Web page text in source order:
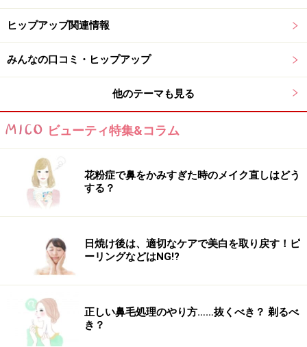
ヒップアップ関連情報
みんなの口コミ・ヒップアップ
他のテーマも見る
ビューティ特集&コラム
花粉症で鼻をかみすぎた時のメイク直しはどう
する？
日焼け後は、適切なケアで美白を取り戻す！ピ
ーリングなどはNG!?
正しい鼻毛処理のやり方……抜くべき？ 剃るべ
き？